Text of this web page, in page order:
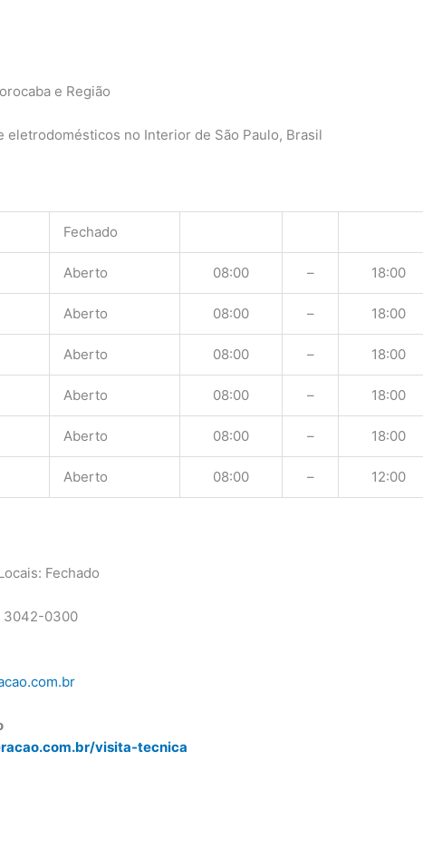
e Região
eletrodomésticos no Interior de São Paulo, Brasil
Fechado
Aberto 08:00 – 18:00
Aberto 08:00 – 18:00
Aberto 08:00 – 18:00
Aberto 08:00 – 18:00
Aberto 08:00 – 18:00
Aberto 08:00 – 12:00
Fechado
3042-0300
visita-tecnica